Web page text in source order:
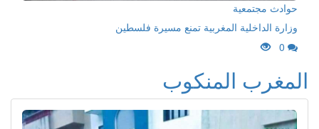
حوادث مجتمعية
وزارة الداخلية المغربية تمنع مسيرة فلسطين
0
المغرب المنكوب